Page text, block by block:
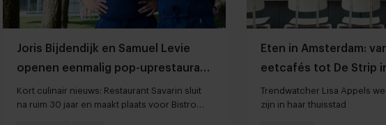
Joris Bijdendijk en Samuel Levie
openen eenmalig pop-uprestaurant
Café de Lepel
Kort culinair nieuws: Restaurant Savarin sluit
na ruim 30 jaar en maakt plaats voor Bistro
Eten in Amsterdam:
eetcafés tot De Strip
Trendwatcher Lisa Appels
zijn in haar thuisstad